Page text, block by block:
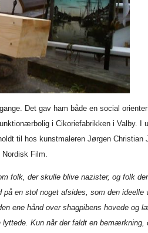
Det gav ham både en social
i Cikoriefabrikken i Valby. I
til hos kunstmaleren Jørgen
Film.
folk, der skulle blive nazister, og folk
på en stol noget afsides, som den
ene hånd over shagpibens hovede og
Kun når der faldt en bemærkning,